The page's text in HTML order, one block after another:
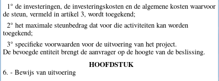
1° de investeringen, de investeringskosten en de algemene kosten waarvoor
de steun, vermeld in artikel 3, wordt toegekend;
2° het maximale steunbedrag dat voor die activiteiten kan worden
toegekend;
3° specifieke voorwaarden voor de uitvoering van het project.
De bevoegde entiteit brengt de aanvrager op de hoogte van de beslissing.
HOOFDSTUK
6. - Bewijs van uitvoering